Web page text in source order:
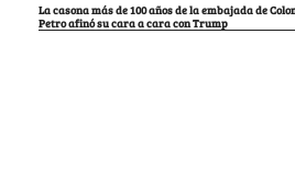
La casona más de 100 años de la embajada de
Petro afinó su cara a cara con Trump